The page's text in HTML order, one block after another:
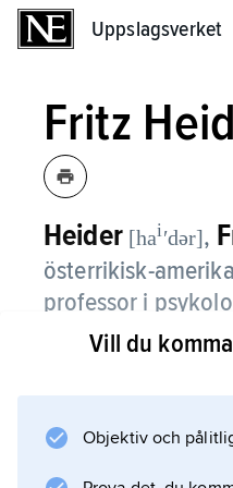
Uppslagsverket
Fritz
Heider [haiʹdər],
österrikisk-
professor i
Kansas från 1947.
andra och till
Vill du
Objektiv och